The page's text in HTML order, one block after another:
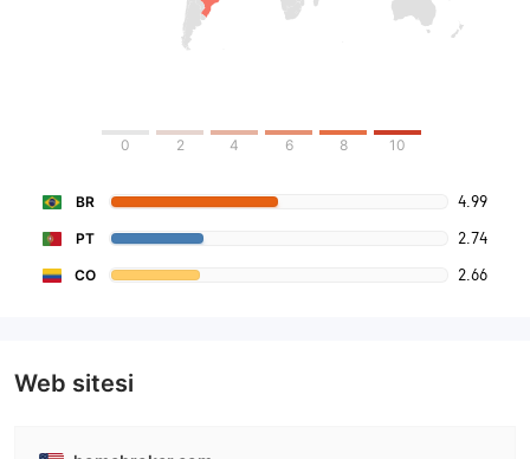
0 2 4 6 8 10
BR 4.99
PT 2.74
CO 2.66
Web sitesi